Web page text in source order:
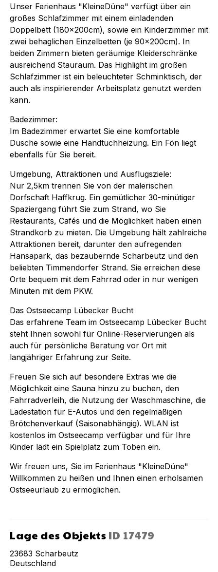
Unser Ferienhaus "KleineDüne" verfügt über ein
großes Schlafzimmer mit einem einladenden
Doppelbett (180x200cm), sowie ein Kinderzimmer mit
zwei behaglichen Einzelbetten (je 90x200cm). In
beiden Zimmern bieten geräumige Kleiderschränke
ausreichend Stauraum. Das Highlight im großen
Schlafzimmer ist ein beleuchteter Schminktisch, der
auch als inspirierender Arbeitsplatz genutzt werden
kann.
Badezimmer:
Im Badezimmer erwartet Sie eine komfortable
Dusche sowie eine Handtuchheizung. Ein Fön liegt
ebenfalls für Sie bereit.
Umgebung, Attraktionen und Ausflugsziele:
Nur 2,5km trennen Sie von der malerischen
Dorfschaft Haffkrug. Ein gemütlicher 30-minütiger
Spaziergang führt Sie zum Strand, wo Sie
Restaurants, Cafés und die Möglichkeit haben einen
Strandkorb zu mieten. Die Umgebung hält zahlreiche
Attraktionen bereit, darunter den aufregenden
Hansapark, das bezaubernde Scharbeutz und den
beliebten Timmendorfer Strand. Sie erreichen diese
Orte bequem mit dem Fahrrad oder in nur wenigen
Minuten mit dem PKW.
Das Ostseecamp Lübecker Bucht
Das erfahrene Team im Ostseecamp Lübecker Bucht
steht Ihnen sowohl für Online-Reservierungen als
auch für persönliche Beratung vor Ort mit
langjähriger Erfahrung zur Seite.
Freuen Sie sich auf besondere Extras wie die
Möglichkeit eine Sauna hinzu zu buchen, den
Fahrradverleih, die Nutzung der Waschmaschine, die
Ladestation für E-Autos und den regelmäßigen
Brötchenverkauf (Saisonabhängig). WLAN ist
kostenlos im Ostseecamp verfügbar und für Ihre
Kinder lädt ein Spielplatz zum Toben ein.
Wir freuen uns, Sie im Ferienhaus "KleineDüne"
Willkommen zu heißen und Ihnen einen erholsamen
Ostseeurlaub zu ermöglichen.
Lage des Objekts ID 17479
23683 Scharbeutz
Deutschland